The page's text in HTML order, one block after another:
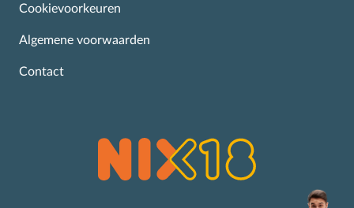
Cookievoorkeuren
Algemene voorwaarden
Contact